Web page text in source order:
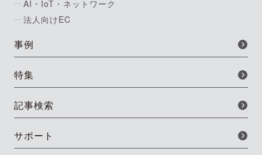
AI・IoT・ネットワーク
法人向けEC
事例
特集
記事検索
サポート